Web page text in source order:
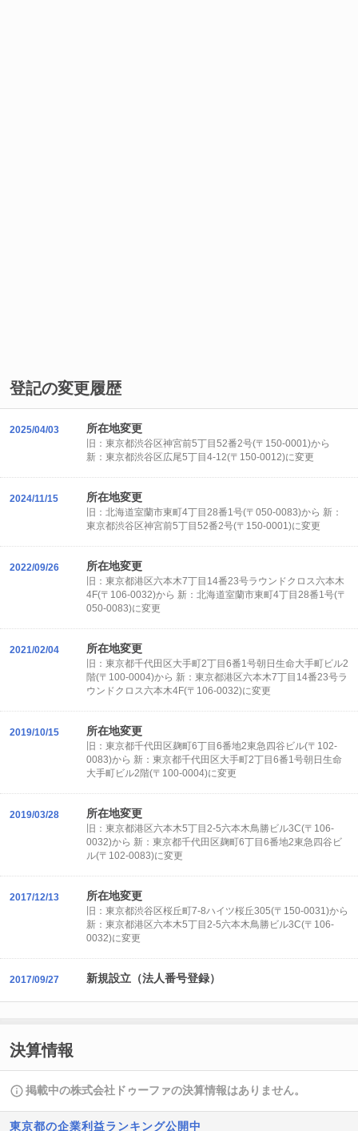
登記の変更履歴
2025/04/03 所在地変更
旧：東京都渋谷区神宮前5丁目52番2号(〒150-0001)から
新：東京都渋谷区広尾5丁目4-12(〒150-0012)に変更
2024/11/15 所在地変更
旧：北海道室蘭市東町4丁目28番1号(〒050-0083)から 新：
東京都渋谷区神宮前5丁目52番2号(〒150-0001)に変更
2022/09/26 所在地変更
旧：東京都港区六本木7丁目14番23号ラウンドクロス六本木
4F(〒106-0032)から 新：北海道室蘭市東町4丁目28番1号(〒
050-0083)に変更
2021/02/04 所在地変更
旧：東京都千代田区大手町2丁目6番1号朝日生命大手町ビル2
階(〒100-0004)から 新：東京都港区六本木7丁目14番23号ラ
ウンドクロス六本木4F(〒106-0032)に変更
2019/10/15 所在地変更
旧：東京都千代田区麹町6丁目6番地2東急四谷ビル(〒102-
0083)から 新：東京都千代田区大手町2丁目6番1号朝日生命
大手町ビル2階(〒100-0004)に変更
2019/03/28 所在地変更
旧：東京都港区六本木5丁目2-5六本木鳥勝ビル3C(〒106-
0032)から 新：東京都千代田区麹町6丁目6番地2東急四谷ビ
ル(〒102-0083)に変更
2017/12/13 所在地変更
旧：東京都渋谷区桜丘町7-8ハイツ桜丘305(〒150-0031)から
新：東京都港区六本木5丁目2-5六本木鳥勝ビル3C(〒106-
0032)に変更
2017/09/27 新規設立（法人番号登録）
決算情報
掲載中の株式会社ドゥーファの決算情報はありません。
東京都の企業利益ランキング公開中